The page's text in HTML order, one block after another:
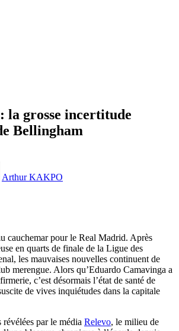
la grosse incertitude
Bellingham
Arthur KAKPO
cauchemar pour le Real Madrid. Après
en quarts de finale de la Ligue des
les mauvaises nouvelles continuent de
merengue. Alors qu’Eduardo Camavinga a
c’est désormais l’état de santé de
de vives inquiétudes dans la capitale
par le média Relevo, le milieu de